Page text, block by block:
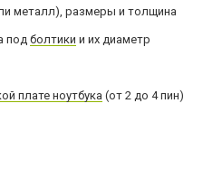
металл), размеры и толщина
под болтики и их диаметр
плате ноутбука (от 2 до 4 пин)